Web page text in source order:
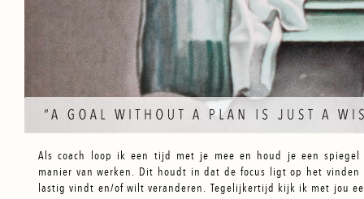
Als coach loop ik een tijd met je mee en houd je een spiegel
manier van werken. Dit houdt in dat de focus ligt op het
lastig vindt en/of wilt veranderen. Tegelijkertijd kijk ik met jou